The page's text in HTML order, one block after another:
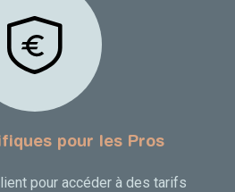
pour les Pros
pour accéder à des tarifs